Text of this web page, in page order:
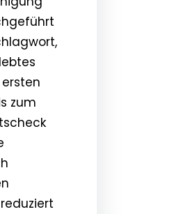
ersten
zum